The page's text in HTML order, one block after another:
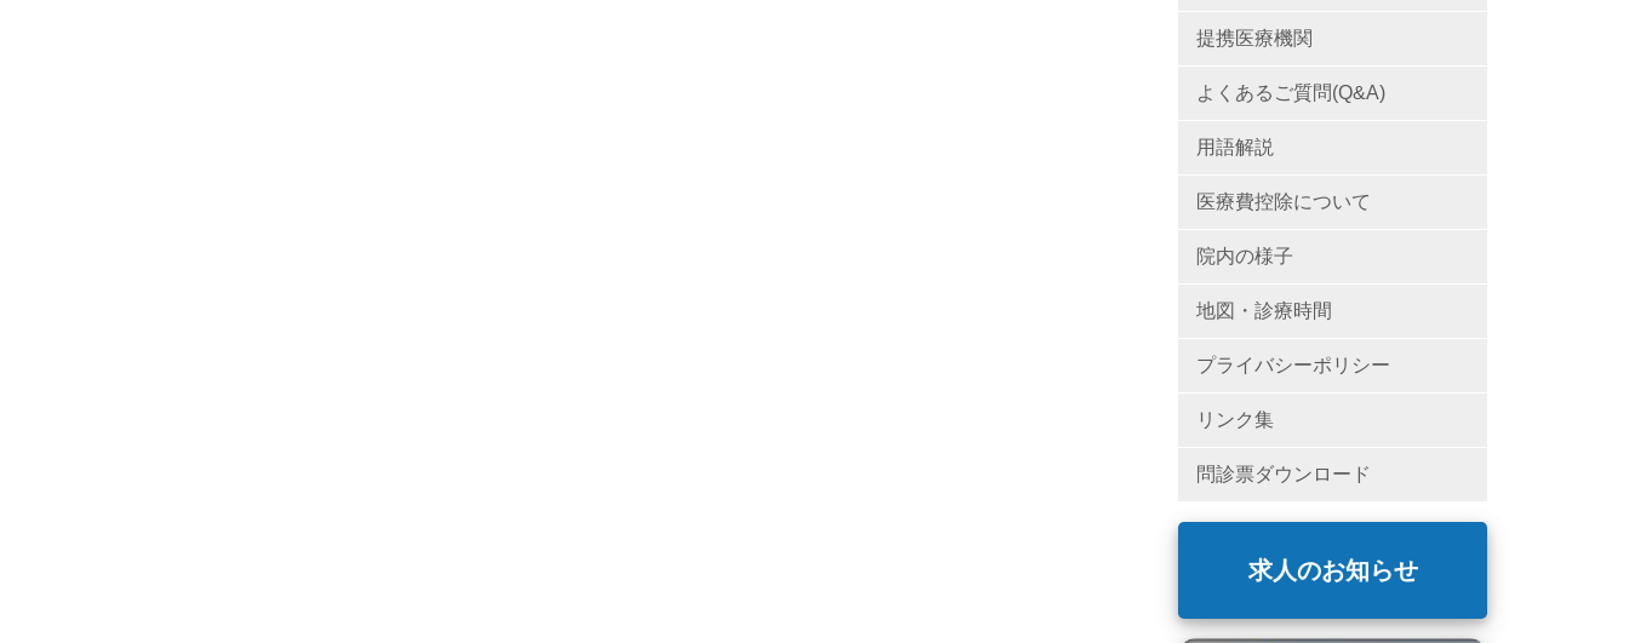
提携医療機関
よくあるご質問(Q&A)
用語解説
医療費控除について
院内の様子
地図・診療時間
プライバシーポリシー
リンク集
問診票ダウンロード
求人のお知らせ